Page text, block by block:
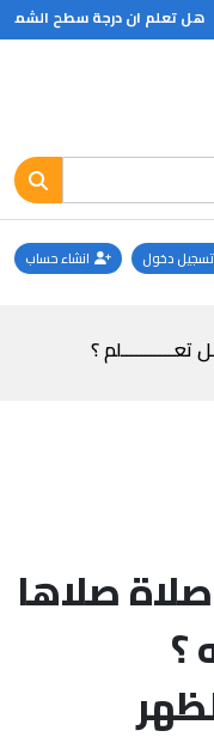
هل تعلم ان درجة سطح الشمس
تسجيل دخول انشاء حساب
تعـــــــــــلم ؟
صلاها
؟